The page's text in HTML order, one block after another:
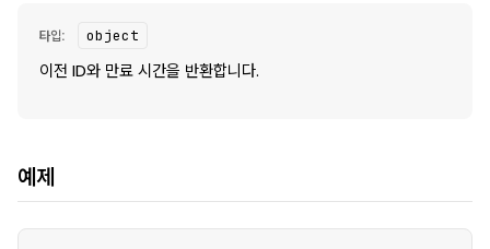
타입: object
이전 ID와 만료 시간을 반환합니다.
예제